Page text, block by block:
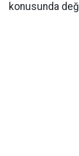
konusunda